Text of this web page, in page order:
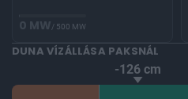
0 MW/ 500 MW
DUNA VÍZÁLLÁSA PAKSNÁL
-126 cm